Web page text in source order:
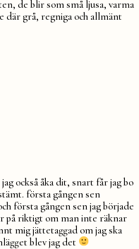
de blir som små ljusa, varma
där grå, regniga och allmänt
också åka dit, snart får jag bo
första gången sen
första gången sen jag började
på riktigt om man inte räknar
mig jättetaggad om jag ska
blev jag det